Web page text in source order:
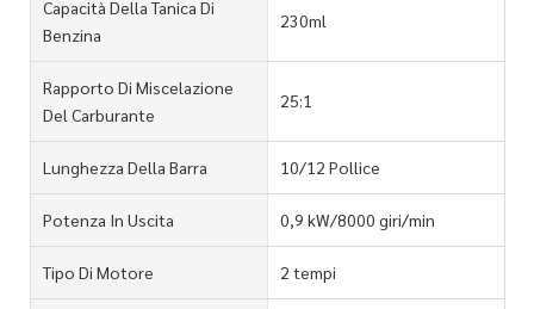
Capacità Della Tanica Di
Benzina
230ml
Rapporto Di Miscelazione
Del Carburante
25:1
Lunghezza Della Barra 10/12 Pollice
Potenza In Uscita 0,9 kW/8000 giri/min
Tipo Di Motore 2 tempi